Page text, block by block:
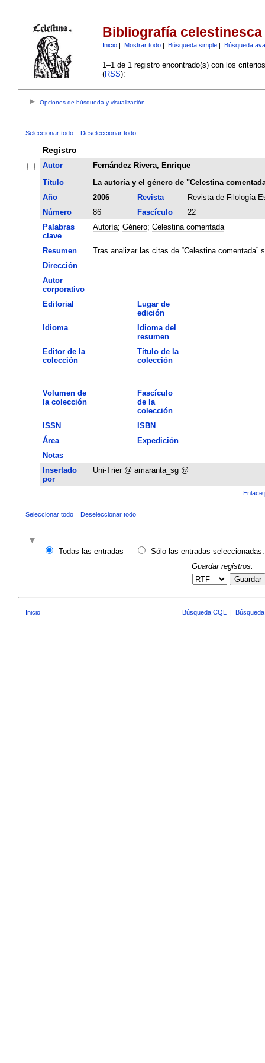
Bibliografía celestinesca
Inicio| Mostrar todo| Búsqueda simple| Búsqueda
1–1 de 1 registro encontrado(s) con los
(RSS):
Opciones de búsqueda y visualización
Seleccionar todo Deseleccionar todo
Registro
Autor
Fernández Rivera, Enrique
Título
La autoría y el género de "Celestina
Año
2006 Revista
Revista de Filología
Número
86 Fascículo
22
Palabras
clave
Autoría; Género; Celestina comentada
Resumen
Tras analizar las citas de “Celestina comentada”
Dirección
Autor
corporativo
Editorial
Lugar de
edición
Idioma
Idioma del
resumen
Editor de la
colección
Título de la
colección
Volumen de
la colección
Fascículo
de la
colección
ISSN
ISBN
Área
Expedición
Notas
Insertado
por
Uni-Trier @ amaranta_sg @
Enlace
Seleccionar todo Deseleccionar todo
Todas las entradas
Sólo las entradas seleccionadas:
Guardar registros:
Guardar
Inicio Búsqueda CQL